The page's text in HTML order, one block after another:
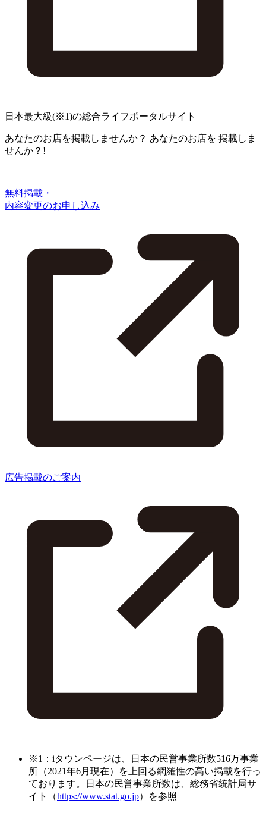
日本最大級(※1)の総合ライフポータルサイト
あなたのお店を掲載しませんか？ あなたのお店を 掲載しま
せんか？!
無料掲載・
内容変更のお申し込み
広告掲載のご案内
※1：iタウンページは、日本の民営事業所数516万事業
所（2021年6月現在）を上回る網羅性の高い掲載を行っ
ております。日本の民営事業所数は、総務省統計局サ
イト（https://www.stat.go.jp）を参照